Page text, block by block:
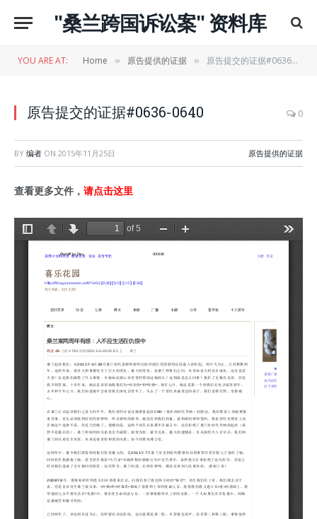
"桑兰跨国诉讼案" 资料库
YOU ARE AT: Home » 原告提供的证据 » 原告提交的证据#0636-0640
原告提交的证据#0636-0640 0
BY 编者 ON 2015年11月25日 原告提供的证据
查看更多文件， 请点击这里